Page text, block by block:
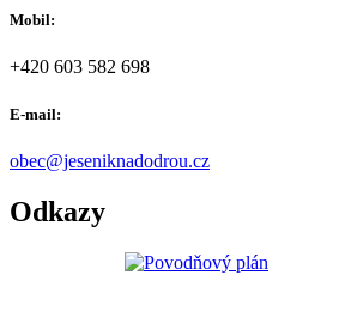
Mobil:
+420 603 582 698
E-mail:
obec@jeseniknadodrou.cz
Odkazy